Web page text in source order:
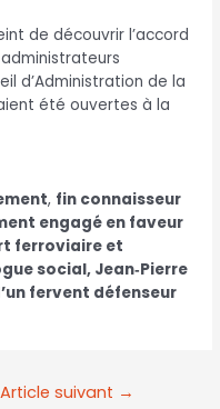
de découvrir l’accord
d’Administration de la
été ouvertes à la
, fin connaisseur
engagé en faveur
ferroviaire et
social, Jean‑Pierre
fervent défenseur
Article suivant →